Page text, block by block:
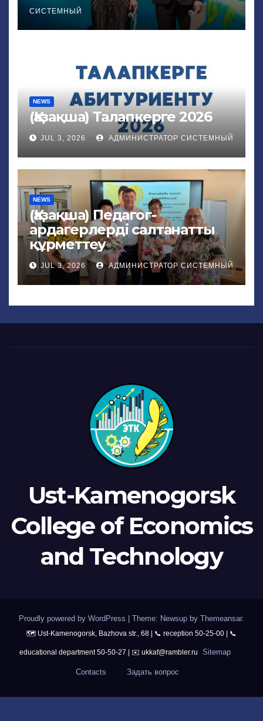
СИСТЕМНЫЙ
NEWS
(Қазақша) Талапкерге 2026
JUL 3, 2026 АДМИНИСТРАТОР СИСТЕМНЫЙ
NEWS
(Қазақша) Педагог-
ардагерлерді салтанатты
құрметтеу
JUL 3, 2026 АДМИНИСТРАТОР СИСТЕМНЫЙ
Ust-Kamenogorsk
College of Economics
and Technology
Proudly powered by WordPress Theme: Newsup by Themeansar.
Sitemap
Contacts Задать вопрос